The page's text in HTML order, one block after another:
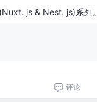
js & Nest. js)系列。
评论